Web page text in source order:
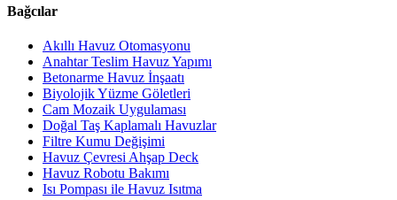
Bağcılar
Akıllı Havuz Otomasyonu
Anahtar Teslim Havuz Yapımı
Betonarme Havuz İnşaatı
Biyolojik Yüzme Göletleri
Cam Mozaik Uygulaması
Doğal Taş Kaplamalı Havuzlar
Filtre Kumu Değişimi
Havuz Çevresi Ahşap Deck
Havuz Robotu Bakımı
Isı Pompası ile Havuz Isıtma